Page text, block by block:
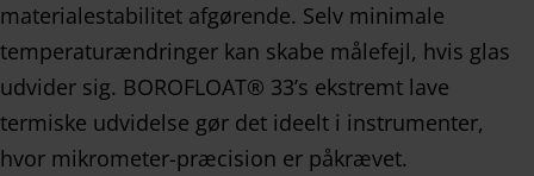
materialestabilitet afgørende. Selv minimale
temperaturændringer kan skabe målefejl, hvis glas
udvider sig. BOROFLOAT® 33’s ekstremt lave
termiske udvidelse gør det ideelt i instrumenter,
hvor mikrometer-præcision er påkrævet.